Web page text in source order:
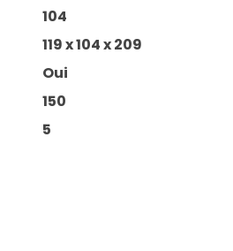
104
119 x 104 x 209
Oui
150
5